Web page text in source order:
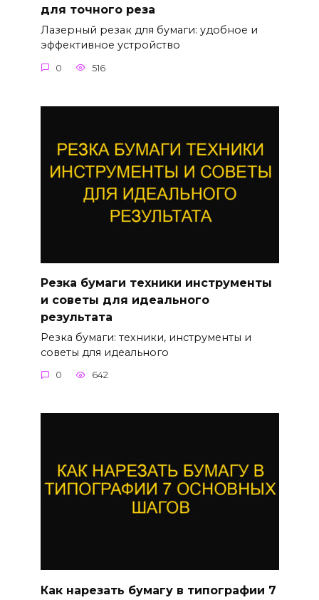
для точного реза
Лазерный резак для бумаги: удобное и
эффективное устройство
0 516
Резка бумаги техники инструменты
и советы для идеального
результата
Резка бумаги: техники, инструменты и
советы для идеального
0 642
Как нарезать бумагу в типографии 7